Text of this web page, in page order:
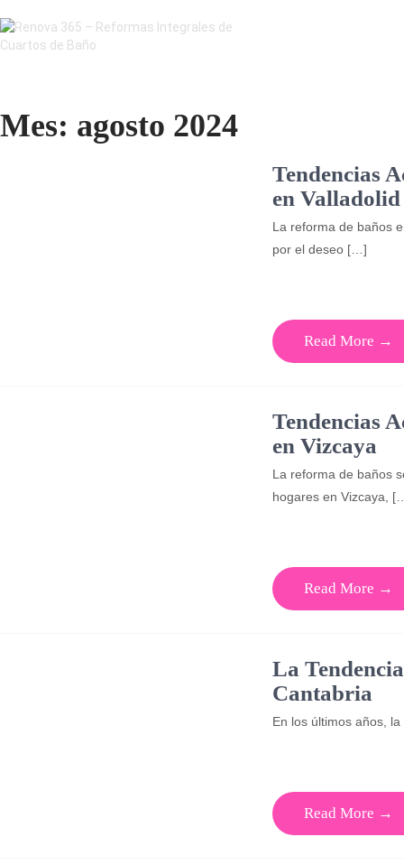
Mes: agosto 2024
Tendencias
en Valladolid
La reforma de baños
por el deseo […]
Read More →
Tendencias
en Vizcaya
La reforma de baños
hogares en Vizcaya,
Read More →
La
Cantabria
En los últimos años,
Read More →